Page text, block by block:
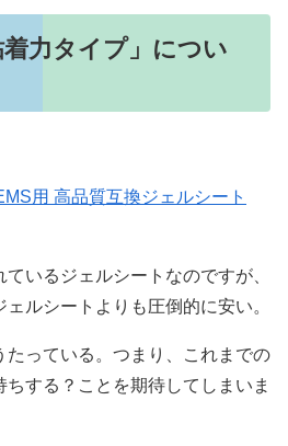
力タイプ」につい
用 高品質互換ジェルシート
いるジェルシートなのですが、
ルシートよりも圧倒的に安い。
たっている。つまり、これまでの
する？ことを期待してしまいま